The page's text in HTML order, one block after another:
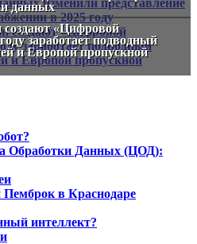
данных
создают «Цифровой
заработает подводный
и Европой пропускной
Обработки Данных (ЦОД):
в Краснодаре
интеллект?